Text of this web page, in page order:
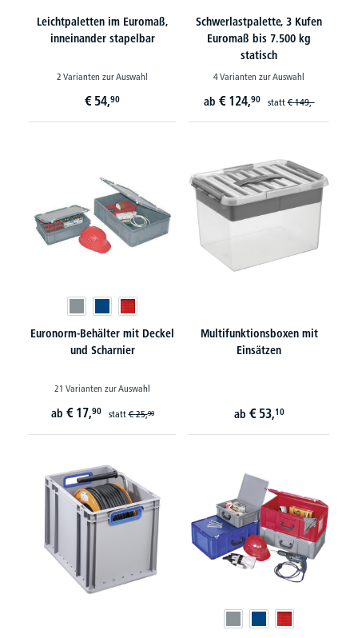
Leichtpaletten im Euromaß,
inneinander stapelbar
2 Varianten zur Auswahl
€ 54,90
Schwerlastpalette, 3 Kufen
Euromaß bis 7.500 kg
statisch
4 Varianten zur Auswahl
ab € 124,90 statt€ 149,-
Euronorm-Behälter mit Deckel
und Scharnier
21 Varianten zur Auswahl
ab € 17,90 statt€ 25,90
Multifunktionsboxen mit
Einsätzen
ab € 53,10